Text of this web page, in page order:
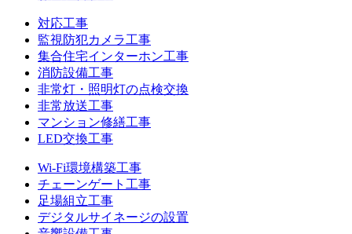
対応工事
監視防犯カメラ工事
集合住宅インターホン工事
消防設備工事
非常灯・照明灯の点検交換
非常放送工事
マンション修繕工事
LED交換工事
Wi-Fi環境構築工事
チェーンゲート工事
足場組立工事
デジタルサイネージの設置